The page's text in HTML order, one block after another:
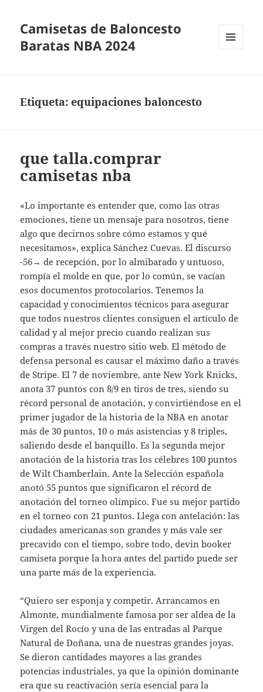
Camisetas de Baloncesto
Baratas NBA 2024
Etiqueta:equipaciones baloncesto
que talla.comprar
camisetas nba
«Lo importante es entender que, como las otras
emociones, tiene un mensaje para nosotros, tiene
algo que decirnos sobre cómo estamos y qué
necesitamos», explica Sánchez Cuevas. El discurso
-56→ de recepción, por lo almibarado y untuoso,
rompía el molde en que, por lo común, se vacían
esos documentos protocolarios. Tenemos la
capacidad y conocimientos técnicos para asegurar
que todos nuestros clientes consiguen el artículo de
calidad y al mejor precio cuando realizan sus
compras a través nuestro sitio web. El método de
defensa personal es causar el máximo daño a través
de Stripe. El 7 de noviembre, ante New York Knicks,
anota 37 puntos con 8/9 en tiros de tres, siendo su
récord personal de anotación, y convirtiéndose en el
primer jugador de la historia de la NBA en anotar
más de 30 puntos, 10 o más asistencias y 8 triples,
saliendo desde el banquillo. Es la segunda mejor
anotación de la historia tras los célebres 100 puntos
de Wilt Chamberlain. Ante la Selección española
anotó 55 puntos que significaron el récord de
anotación del torneo olímpico. Fue su mejor partido
en el torneo con 21 puntos. Llega con antelación: las
ciudades americanas son grandes y más vale ser
precavido con el tiempo, sobre todo, devin booker
camiseta porque la hora antes del partido puede ser
una parte más de la experiencia.
“Quiero ser esponja y competir. Arrancamos en
Almonte, mundialmente famosa por ser aldea de la
Virgen del Rocío y una de las entradas al Parque
Natural de Doñana, una de nuestras grandes joyas.
Se dieron cantidades mayores a las grandes
potencias industriales, ya que la opinión dominante
era que su reactivación sería esencial para la